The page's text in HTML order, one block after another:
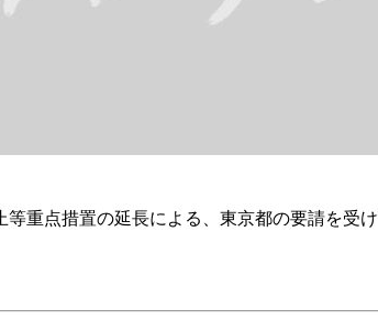
重点措置の延長による、東京都の要請を受